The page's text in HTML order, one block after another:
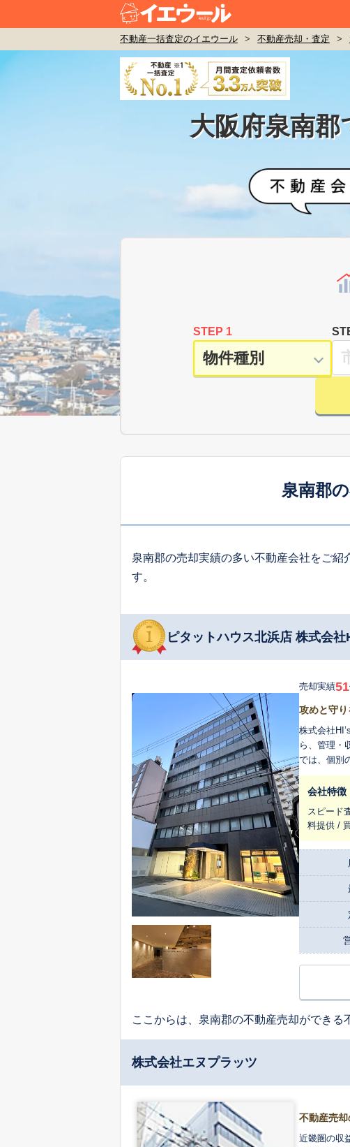
不動産一括査定のイエウール > 不動産売却・査定 >
大阪府泉南
STEP 1
泉南郡
泉南郡の売却実績の多い不動産会社をご
す。
ピタットハウス北浜店 株式会社
売却実績51
攻めと守
株式会社
ら、管理・
では、個別
資産拡大を
案を行い、投資成果の最大化
は、お客
会社特徴
スピード
料提供 /
ここからは、泉南郡の不動産売却ができる
株式会社エヌプラッツ
不動産売却
近畿圏の収